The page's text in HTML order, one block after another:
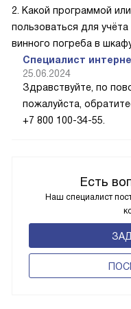
Есть
Наш специалист
2. Какой программой
пользоваться для
винного погреба в
Специалист
25.06.2024
Здравствуйте, по
пожалуйста,
+7 800 100-34-55.